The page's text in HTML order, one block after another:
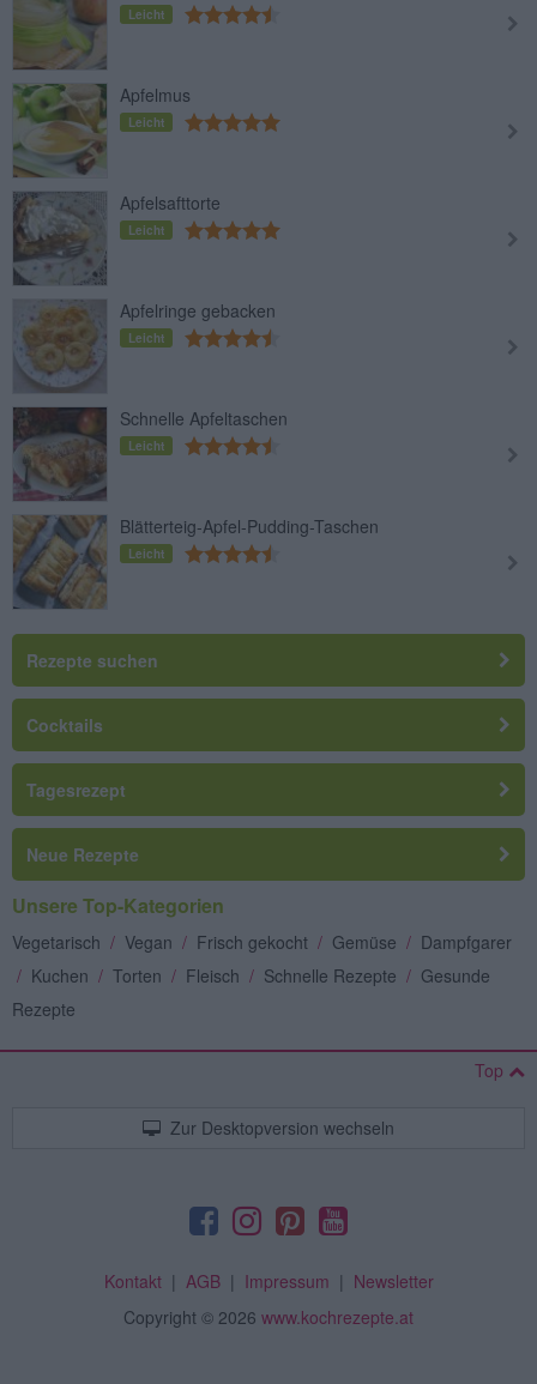
Leicht
Apfelmus
Leicht
Apfelsafttorte
Leicht
Apfelringe gebacken
Leicht
Schnelle Apfeltaschen
Leicht
Blätterteig-Apfel-Pudding-Taschen
Leicht
Rezepte suchen
Cocktails
Tagesrezept
Neue Rezepte
Unsere Top-Kategorien
Vegetarisch / Vegan / Frisch gekocht / Gemüse / Dampfgarer
/ Kuchen / Torten / Fleisch / Schnelle Rezepte / Gesunde
Rezepte
Top
Zur Desktopversion wechseln
Kontakt| AGB| Impressum | Newsletter
Copyright © 2026 www.kochrezepte.at